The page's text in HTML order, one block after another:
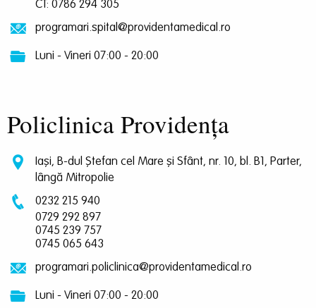
CT: 0786 294 305
programari.spital@providentamedical.ro
Luni - Vineri 07:00 - 20:00
Policlinica Providența
Iași, B-dul Ștefan cel Mare și Sfânt, nr. 10, bl. B1, Parter,
lângă Mitropolie
0232 215 940
0729 292 897
0745 239 757
0745 065 643
programari.policlinica@providentamedical.ro
Luni - Vineri 07:00 - 20:00